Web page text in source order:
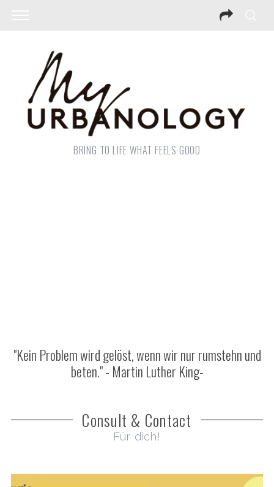
BRING TO LIFE WHAT FEELS GOOD
"Kein Problem wird gelöst, wenn wir nur rumstehn und
beten." - Martin Luther King-
Consult & Contact
Für dich!